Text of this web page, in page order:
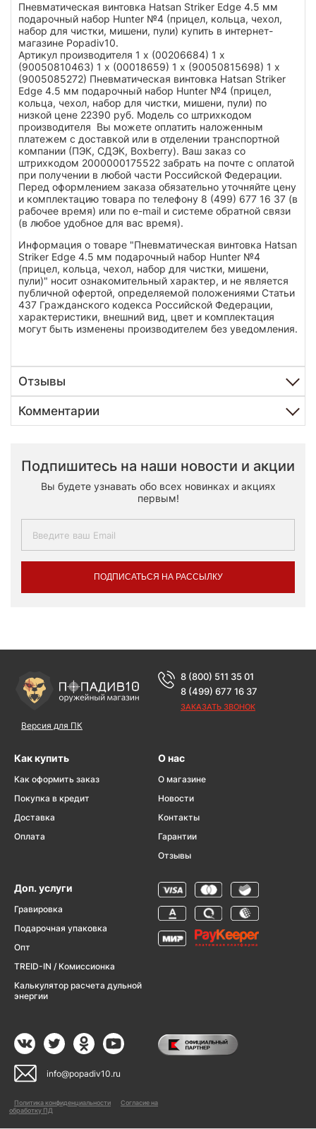
Пневматическая винтовка Hatsan Striker Edge 4.5 мм
подарочный набор Hunter №4 (прицел, кольца, чехол,
набор для чистки, мишени, пули) купить в интернет-
магазине Popadiv10.
Артикул производителя 1 x (00206684) 1 x
(90050810463) 1 x (00018659) 1 x (90050815698) 1 x
(9005085272) Пневматическая винтовка Hatsan Striker
Edge 4.5 мм подарочный набор Hunter №4 (прицел,
кольца, чехол, набор для чистки, мишени, пули) по
низкой цене 22390 руб. Модель со штрихкодом
производителя Вы можете оплатить наложенным
платежем с доставкой или в отделении транспортной
компании (ПЭК, СДЭК, Boxberry). Ваш заказ со
штрихкодом 2000000175522 забрать на почте с оплатой
при получении в любой части Российской Федерации.
Перед оформлением заказа обязательно уточняйте цену
и комплектацию товара по телефону 8 (499) 677 16 37 (в
рабочее время) или по e-mail и системе обратной связи
(в любое удобное для вас время).
Информация о товаре "Пневматическая винтовка Hatsan
Striker Edge 4.5 мм подарочный набор Hunter №4
(прицел, кольца, чехол, набор для чистки, мишени,
пули)" носит ознакомительный характер, и не является
публичной офертой, определяемой положениями Статьи
437 Гражданского кодекса Российской Федерации,
характеристики, внешний вид, цвет и комплектация
могут быть изменены производителем без уведомления.
Отзывы
Комментарии
Подпишитесь на наши новости и акции
Вы будете узнавать обо всех новинках и акциях
первым!
ПОДПИСАТЬСЯ НА РАССЫЛКУ
Версия для ПК
8 (800) 511 35 01
8 (499) 677 16 37
ЗАКАЗАТЬ ЗВОНОК
Как купить
Как оформить заказ
Покупка в кредит
Доставка
Оплата
О нас
О магазине
Новости
Контакты
Гарантии
Отзывы
Доп. услуги
Гравировка
Подарочная упаковка
Опт
TREID-IN / Комиссионка
Калькулятор расчета дульной
энергии
info@popadiv10.ru
Политика конфиденциальности
Согласие на
обработку ПД